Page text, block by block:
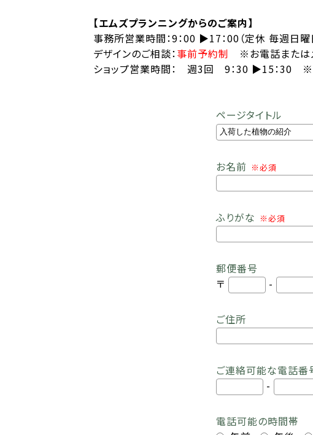
【エムズプランニングからのご案内】
事務所営業時間：9：00 ▶︎17：00（定休 毎週日曜
デザインのご相談：事前予約制 ※お電話または
ショップ営業時間： 週3回 9：30 ▶︎15：30 ※
ページタイトル
お名前 ※必須
ふりがな ※必須
郵便番号
〒
-
ご住所
ご連絡可能な電話番
-
電話可能の時間帯